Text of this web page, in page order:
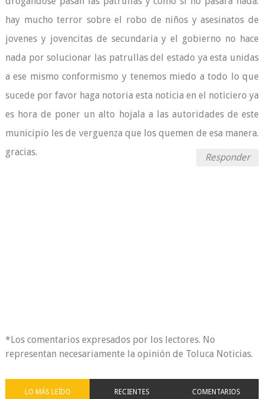
hay mucho terror sobre el robo de niños y asesinatos de
jovenes y jovencitas de secundaria y el gobierno no hace
nada por solucionar las patrullas del estado ya esta unidas
a ese mismo conformismo y tenemos miedo a todo lo que
sucede por favor haga notoria esta noticia en el noticiero ya
es hora de poner un alto hojala a las autoridades de este
municipio les de verguenza que los quemen de esa manera.
gracias.
Responder
*Los comentarios expresados por los lectores. No
representan necesariamente la opinión de Toluca Noticias.
LO MÁS LEÍDO RECIENTES COMENTARIOS